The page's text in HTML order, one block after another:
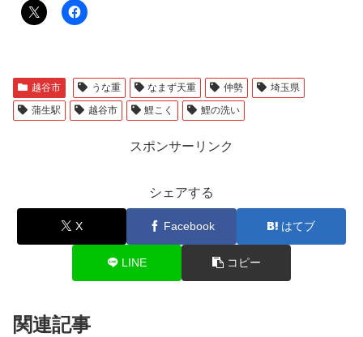
越谷市 うな重 なまず天重 仲勢
埼玉県
蒲生駅
越谷市 鯉こく 鯉の洗い
スポンサーリンク
シェアする
X Facebook はてブ
LINE コピー
関連記事